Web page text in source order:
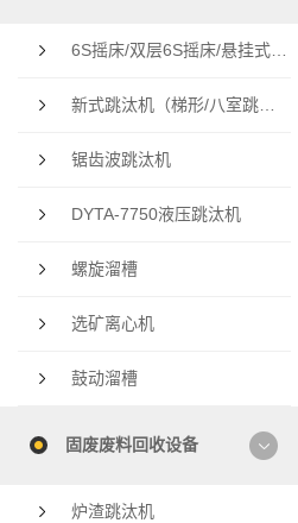
锯齿波跳汰机
DYTA-7750液压跳汰机
螺旋溜槽
选矿离心机
鼓动溜槽
固废废料回收设备
炉渣跳汰机